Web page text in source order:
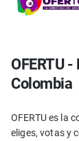
OFERTU
Colombia
OFERTU es la
eliges, votas y